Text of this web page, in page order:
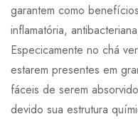
garantem como
inflamatória,
Especicamente no chá
estarem presentes em
fáceis de serem
devido sua estrutura